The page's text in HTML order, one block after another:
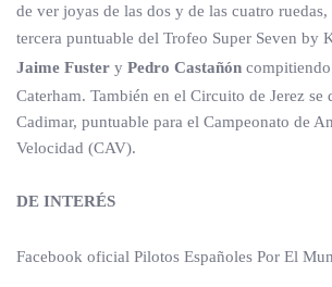
de ver joyas de las dos y de las cuatro ruedas,
tercera puntuable del Trofeo Super Seven by
Jaime Fuster y Pedro Castañón
Caterham. También en el Circuito de Jerez se
Cadimar, puntuable para el Campeonato de
Velocidad (CAV).
DE INTERÉS
Facebook oficial Pilotos Españoles Por El